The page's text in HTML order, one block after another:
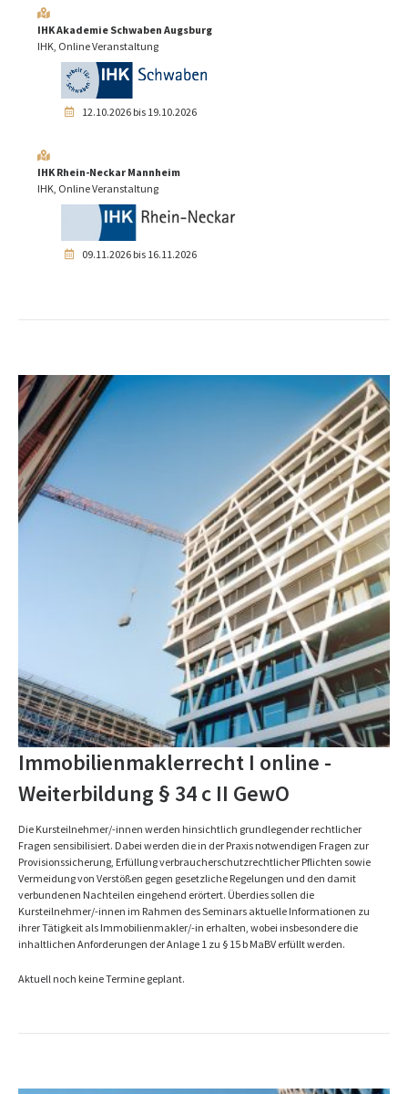
IHK Akademie Schwaben Augsburg
IHK, Online Veranstaltung
12.10.2026 bis 19.10.2026
IHK Rhein-Neckar Mannheim
IHK, Online Veranstaltung
09.11.2026 bis 16.11.2026
Immobilienmaklerrecht I online -
Weiterbildung § 34 c II GewO
Die Kursteilnehmer/-innen werden hinsichtlich grundlegender rechtlicher
Fragen sensibilisiert. Dabei werden die in der Praxis notwendigen Fragen zur
Provisionssicherung, Erfüllung verbraucherschutzrechtlicher Pflichten sowie
Vermeidung von Verstößen gegen gesetzliche Regelungen und den damit
verbundenen Nachteilen eingehend erörtert. Überdies sollen die
Kursteilnehmer/-innen im Rahmen des Seminars aktuelle Informationen zu
ihrer Tätigkeit als Immobilienmakler/-in erhalten, wobei insbesondere die
inhaltlichen Anforderungen der Anlage 1 zu § 15 b MaBV erfüllt werden.
Aktuell noch keine Termine geplant.